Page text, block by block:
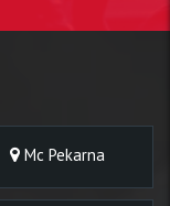
Mc Pekarna